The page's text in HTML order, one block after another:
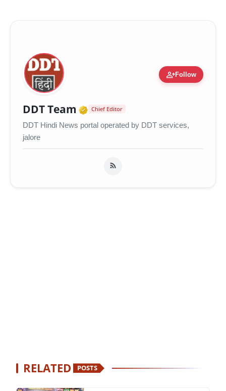
person_addFollow
DDT Team Verified Media or
Chief Editor
DDT Hindi News portal operated by DDT services,
jalore
RELATED POSTS